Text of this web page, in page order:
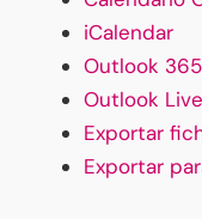
iCalendar
Outlook 365
Outlook Live
Exportar
Exportar